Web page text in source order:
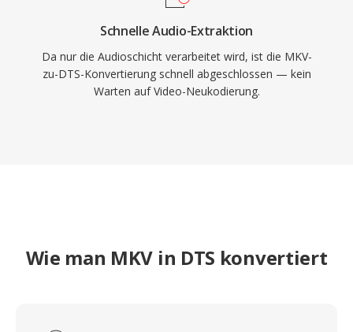
Schnelle Audio-Extraktion
Da nur die Audioschicht verarbeitet wird, ist die MKV-
zu-DTS-Konvertierung schnell abgeschlossen — kein
Warten auf Video-Neukodierung.
Wie man MKV in DTS konvertiert